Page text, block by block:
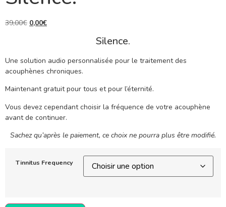
39,00€ 0,00€
Silence.
Une solution audio personnalisée pour le traitement des
acouphènes chroniques.
Maintenant gratuit pour tous et pour l’éternité.
Vous devez cependant choisir la fréquence de votre acouphène
avant de continuer.
Sachez qu’après le paiement, ce choix ne pourra plus être modifié.
Tinnitus Frequency